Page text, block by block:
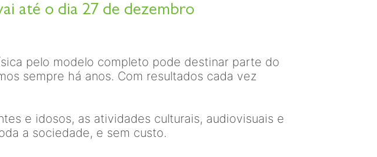
até o dia 27 de dezembro
pelo modelo completo pode destinar parte do
sempre há anos. Com resultados cada vez
e idosos, as atividades culturais, audiovisuais e
a sociedade, e sem custo.